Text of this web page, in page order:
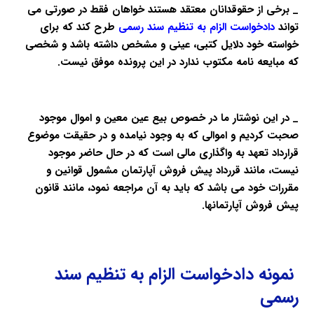
_ برخی از حقوقدانان معتقد هستند خواهان فقط در صورتی می
توانددادخواست الزام به تنظیم سند رسمی طرح کند که برای
خواسته خود دلایل کتبی، عینی و مشخص داشته باشد و شخصی
که مبایعه نامه مکتوب ندارد در این پرونده موفق نیست.
_ در این نوشتار ما در خصوص بیع عین معین و اموال موجود
صحبت کردیم و اموالی که به وجود نیامده و در حقیقت موضوع
قرارداد تعهد به واگذاری مالی است که در حال حاضر موجود
نیست، مانند قررداد پیش فروش آپارتمان مشمول قوانین و
مقررات خود می باشد که باید به آن مراجعه نمود، مانند قانون
پیش فروش آپارتمانها.
نمونه دادخواست الزام به تنظیم سند
رسمی